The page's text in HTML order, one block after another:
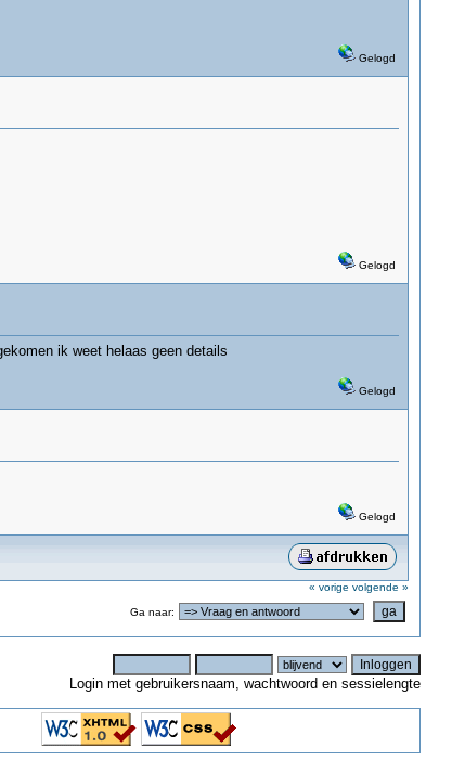
Gelogd
Gelogd
ik weet helaas geen details
Gelogd
Gelogd
« vorige volgende »
Ga naar:
Login met gebruikersnaam, wachtwoord en sessielengte